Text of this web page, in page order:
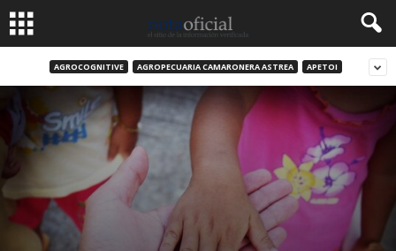
AGROCOGNITIVE AGROPECUARIA CAMARONERA ASTREA APETOI